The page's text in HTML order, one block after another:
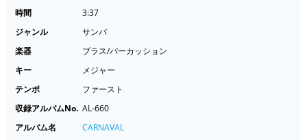
時間
3:37
ジャンル
サンバ
楽器
ブラス/パーカッション
キー
メジャー
テンポ
ファースト
収録アルバムNo. AL-660
アルバム名
CARNAVAL